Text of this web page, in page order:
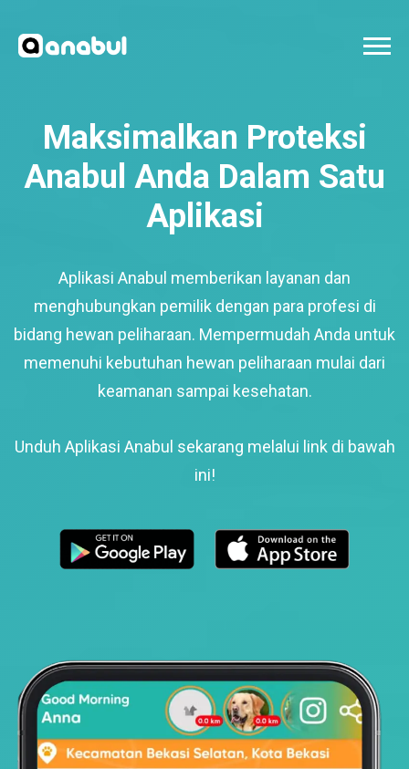
Maksimalkan Proteksi
Anabul Anda Dalam Satu
Aplikasi
Aplikasi Anabul memberikan layanan dan
menghubungkan pemilik dengan para profesi di
bidang hewan peliharaan. Mempermudah Anda untuk
memenuhi kebutuhan hewan peliharaan mulai dari
keamanan sampai kesehatan.
Unduh Aplikasi Anabul sekarang melalui link di bawah
ini!